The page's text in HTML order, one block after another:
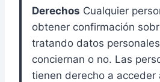
Derechos Cualquier
obtener confirmación
tratando datos
conciernan o no. Las
tienen derecho a acceder